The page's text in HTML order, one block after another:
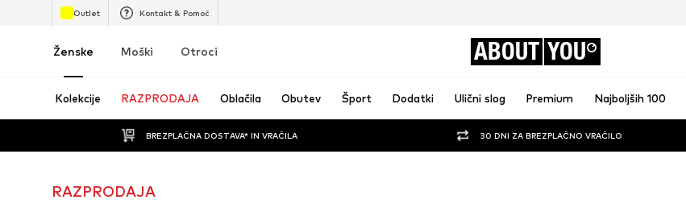
Outlet Kontakt & Pomoč
Ženske Moški Otroci ABOUT YOU
Kolekcije RAZPRODAJA Oblačila Obutev Šport Dodatki Ulični slog Premium Najboljših 100
BREZPLAČNA DOSTAVA* IN VRAČILA 30 DNI ZA BREZPLAČNO VRAČILO
RAZPRODAJA